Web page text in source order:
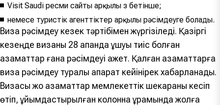
Visit Saudi ресми сайты арқылы өз бетінше;
немесе туристік агенттіктер арқылы рәсімдеуге болады.
Виза рәсімдеу кезек тәртібімен жүргізіледі. Қазіргі
кезеңде визаны 28 ақпанда ұшуы тиіс болған
азаматтар ғана рәсімдеуі қажет. Қалған азаматтарға
виза рәсімдеу туралы ақпарат кейінірек хабарланады.
Визасы жоқ азаматтар мемлекеттік шекараны кесіп
өтіп, ұйымдастырылған колонна құрамында жолға